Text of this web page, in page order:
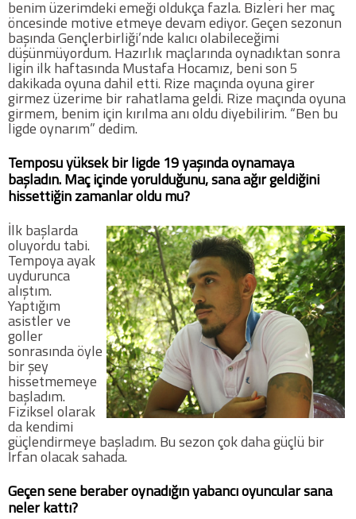
benim üzerimdeki emeği oldukça fazla. Bizleri her maç
öncesinde motive etmeye devam ediyor. Geçen sezonun
başında Gençlerbirliği’nde kalıcı olabileceğimi
düşünmüyordum. Hazırlık maçlarında oynadıktan sonra
ligin ilk haftasında Mustafa Hocamız, beni son 5
dakikada oyuna dahil etti. Rize maçında oyuna girer
girmez üzerime bir rahatlama geldi. Rize maçında oyuna
girmem, benim için kırılma anı oldu diyebilirim. “Ben bu
ligde oynarım” dedim.
Temposu yüksek bir ligde 19 yaşında oynamaya
başladın. Maç içinde yorulduğunu, sana ağır geldiğini
hissettiğin zamanlar oldu mu?
İlk başlarda
oluyordu tabi.
Tempoya ayak
uydurunca
alıştım.
Yaptığım
asistler ve
goller
sonrasında öyle
bir şey
hissetmemeye
başladım.
Fiziksel olarak
da kendimi
güçlendirmeye başladım. Bu sezon çok daha güçlü bir
İrfan olacak sahada.
Geçen sene beraber oynadığın yabancı oyuncular sana
neler kattı?